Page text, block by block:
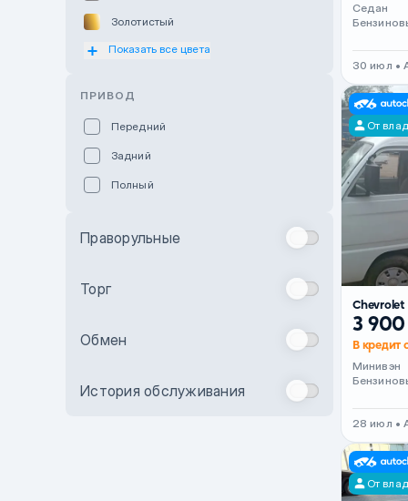
Золотистый
Оранжевый
Бежевый
Комбинированный
Показать все цвета
ПРИВОД
Передний
Задний
Полный
Праворульные
Торг
Обмен
История обслуживания
Седан
30 июл •
От
Chevrolet
3
В кредит
Минивэн
28 июл •
От